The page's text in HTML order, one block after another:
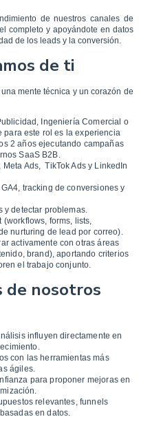
de nuestros canales de
completo y apoyándote en datos
de los leads y la conversión.
de ti
mente técnica y un corazón de
Ingeniería Comercial o
para este rol es la experiencia
2 años ejecutando campañas
SaaS B2B.
Ads, TikTok Ads y LinkedIn
tracking de conversiones y
y detectar problemas.
(workflows, forms, lists,
nurturing de lead por correo).
activamente con otras áreas
brand), aportando criterios
el trabajo conjunto.
de nosotros
influyen directamente en
con las herramientas más
ágiles.
para proponer mejoras en
relevantes, funnels
en datos.